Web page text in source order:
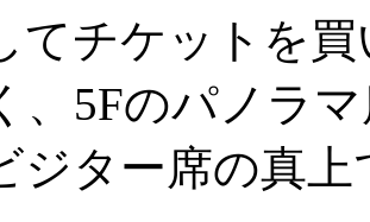
てチケットを
、5Fのパノラ
ジター席の真上